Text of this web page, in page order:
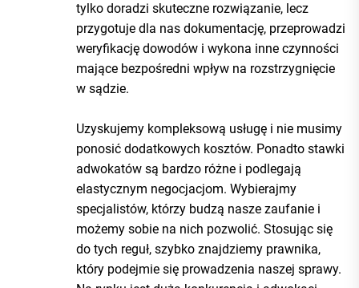
tylko doradzi skuteczne rozwiązanie, lecz
przygotuje dla nas dokumentację, przeprowadzi
weryfikację dowodów i wykona inne czynności
mające bezpośredni wpływ na rozstrzygnięcie
w sądzie.
Uzyskujemy kompleksową usługę i nie musimy
ponosić dodatkowych kosztów. Ponadto stawki
adwokatów są bardzo różne i podlegają
elastycznym negocjacjom. Wybierajmy
specjalistów, którzy budzą nasze zaufanie i
możemy sobie na nich pozwolić. Stosując się
do tych reguł, szybko znajdziemy prawnika,
który podejmie się prowadzenia naszej sprawy.